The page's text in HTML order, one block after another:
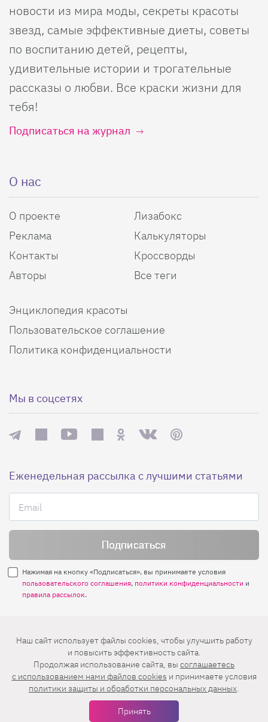
новости из мира моды, секреты красоты
звезд, самые эффективные диеты, советы
по воспитанию детей, рецепты,
удивительные истории и трогательные
рассказы о любви. Все краски жизни для
тебя!
Подписаться на журнал
О нас
О проекте
Реклама
Контакты
Авторы
Лизабокс
Калькуляторы
Кроссворды
Все теги
Энциклопедия красоты
Пользовательское соглашение
Политика конфиденциальности
Мы в соцсетях
Еженедельная рассылка с лучшими статьями
Нажимая на кнопку «Подписаться», вы принимаете условия
пользовательского соглашения, политики конфиденциальности и
правила рассылок.
Нашли ошибку? Выделите ее и нажмите
© 2026 АО «БКМ», ОГРН 1027739494584, ИНН 7705056238
127018, Москва, ул. Полковая, д. 3, стр. 4, помещение I, комн. 23
16+
Дизайн сайта —Студия Евгения и Ольги Апрель
Иконки в меню —
Наш сайт использует файлы cookies, чтобы улучшить работу
и повысить эффективность сайта.
Продолжая использование сайта, вы соглашаетесь
c использованием нами файлов cookies и принимаете условия
политики защиты и обработки персональных данных.
Принять